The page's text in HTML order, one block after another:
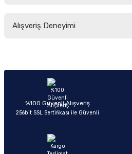
yetersiz gördüğünüz noktaları öneri
Ürün açıklamasında eksik bilgiler
Ürün bilgilerinde hatalar bulunuyor.
Ürün fiyatı diğer sitelerden daha pahalı.
Alışveriş Deneyimi
%100 Güvenli Alışveriş
256bit SSL Sertifikası ile Güvenli